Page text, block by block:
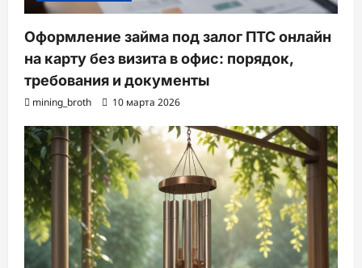
Оформление займа под залог ПТС онлайн
на карту без визита в офис: порядок,
требования и документы
mining_broth 10 марта 2026